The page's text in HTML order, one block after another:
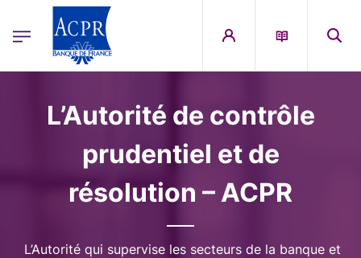
ACPR Menu Principal (French)
Image
L’Autorité de contrôle
prudentiel et de
résolution – ACPR
L’Autorité qui supervise les secteurs de la banque et